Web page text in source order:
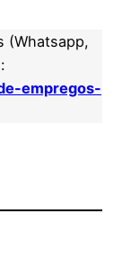
(Whatsapp,
empregos-